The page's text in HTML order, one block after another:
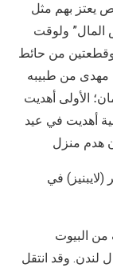
يعتز بهم مثل
المال” ولوقت
وقطعتين من حائط
1738) -كلاهما – مهدى من طبيبه
الأولى أهديت
الميلاد عام 1867 ، والثانية أهديت في عيد
في
البيوت
شمال لندن. وقد انتقل